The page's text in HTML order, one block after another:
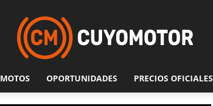
MOTOS OPORTUNIDADES PRECIOS OFICIALES